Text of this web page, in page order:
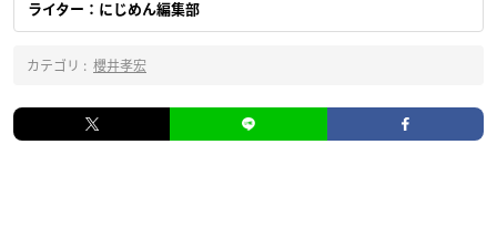
ライター：にじめん編集部
カテゴリ : 櫻井孝宏